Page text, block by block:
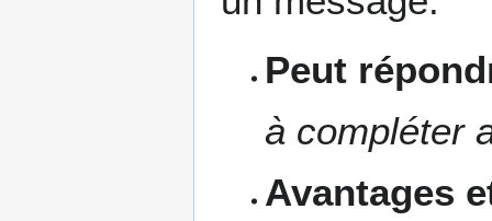
Peut
à compléter
Avantages